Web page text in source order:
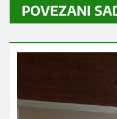
POVEZANI